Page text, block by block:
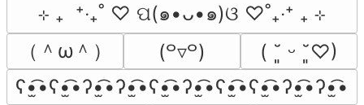
⊹ ₊  ⁺‧₊˚ ♡ ପ(๑•ᴗ•๑)ଓ ♡˚₊‧⁺ ₊ ⊹
（＾ω＾）
(꒪▿꒪)
( ˘͈ ᵕ ˘͈♡)
ʕ•̫͡•ʕ•̫͡•ʔ•̫͡•ʔ•̫͡•ʕ•̫͡•ʔ•̫͡•ʕ•̫͡•ʕ•̫͡•ʔ•̫͡•ʔ•̫͡•